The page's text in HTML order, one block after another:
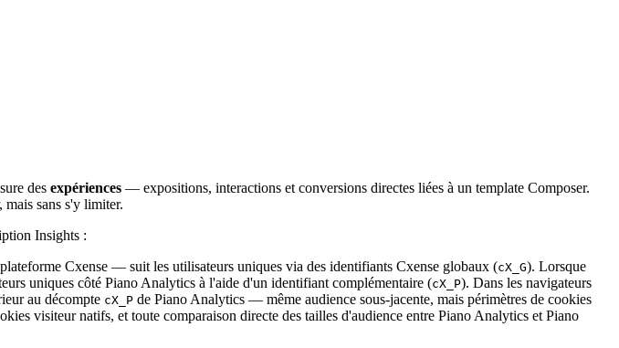
des expériences — expositions, interactions et conversions directes liées à un template Composer.
sans s'y limiter.
Insights :
Cxense — suit les utilisateurs uniques via des identifiants Cxense globaux (cX_G). Lorsque
uniques côté Piano Analytics à l'aide d'un identifiant complémentaire (cX_P). Dans les navigateurs
au décompte cX_P de Piano Analytics — même audience sous-jacente, mais périmètres de cookies
visiteur natifs, et toute comparaison directe des tailles d'audience entre Piano Analytics et Piano